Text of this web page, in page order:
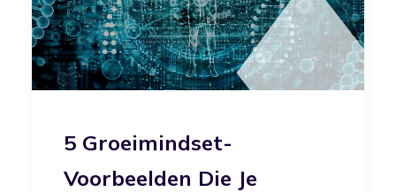
5 Groeimindset-
Voorbeelden Die Je